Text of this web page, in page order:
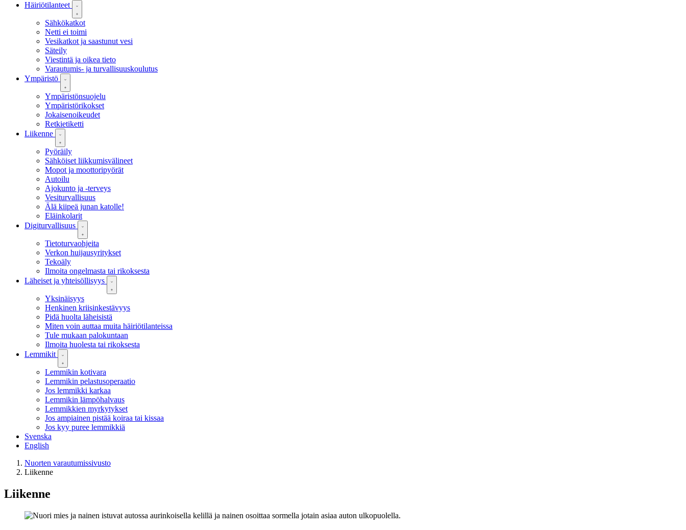
Häiriötilanteet
Sähkökatkot
Netti ei toimi
Vesikatkot ja saastunut vesi
Säteily
Viestintä ja oikea tieto
Varautumis- ja turvallisuuskoulutus
Ympäristö
Ympäristönsuojelu
Ympäristörikokset
Jokaisenoikeudet
Retkietiketti
Liikenne
Pyöräily
Sähköiset liikkumisvälineet
Mopot ja moottoripyörät
Autoilu
Ajokunto ja -terveys
Vesiturvallisuus
Älä kiipeä junan katolle!
Eläinkolarit
Digiturvallisuus
Tietoturvaohjeita
Verkon huijausyritykset
Tekoäly
Ilmoita ongelmasta tai rikoksesta
Läheiset ja yhteisöllisyys
Yksinäisyys
Henkinen kriisinkestävyys
Pidä huolta läheisistä
Miten voin auttaa muita häiriötilanteissa
Tule mukaan palokuntaan
Ilmoita huolesta tai rikoksesta
Lemmikit
Lemmikin kotivara
Lemmikin pelastusoperaatio
Jos lemmikki karkaa
Lemmikin lämpöhalvaus
Lemmikkien myrkytykset
Jos ampiainen pistää koiraa tai kissaa
Jos kyy puree lemmikkiä
Svenska
English
Nuorten varautumissivusto
Liikenne
Liikenne